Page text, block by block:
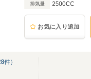
排気量 2500CC
お気に入り追加
件）